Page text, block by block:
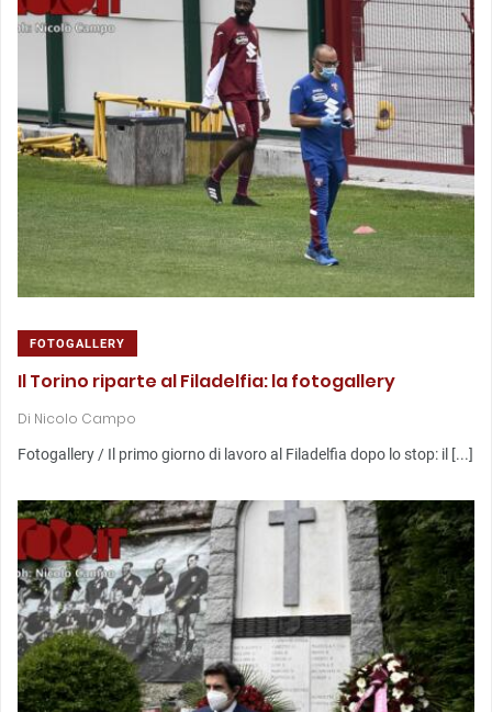
FOTOGALLERY
Il Torino riparte al Filadelfia: la fotogallery
Di Nicolo Campo
Fotogallery / Il primo giorno di lavoro al Filadelfia dopo lo stop: il [...]